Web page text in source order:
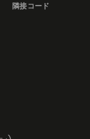
隣接コード